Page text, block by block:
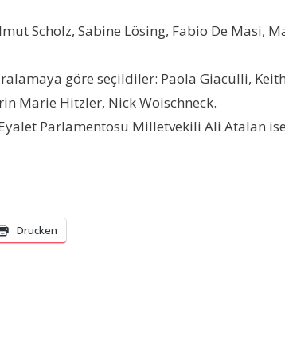
Scholz, Sabine Lösing, Fabio De Masi,
göre seçildiler: Paola Giaculli,
Marie Hitzler, Nick Woischneck.
Parlamentosu Milletvekili Ali Atalan
Drucken